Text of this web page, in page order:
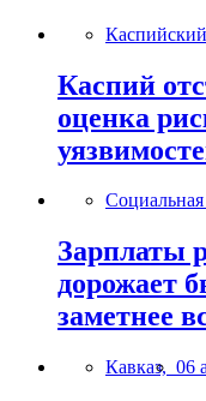
Каспий
оценка
Социальная
Зарплаты
дорожает
заметнее
Кавказ, 06